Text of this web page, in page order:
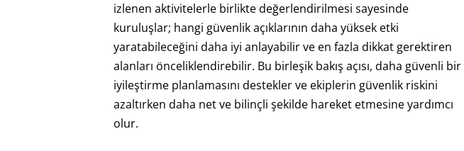
izlenen aktivitelerle birlikte değerlendirilmesi sayesinde
kuruluşlar; hangi güvenlik açıklarının daha yüksek etki
yaratabileceğini daha iyi anlayabilir ve en fazla dikkat gerektiren
alanları önceliklendirebilir. Bu birleşik bakış açısı, daha güvenli bir
iyileştirme planlamasını destekler ve ekiplerin güvenlik riskini
azaltırken daha net ve bilinçli şekilde hareket etmesine yardımcı
olur.